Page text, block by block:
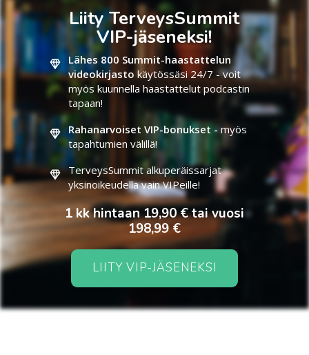
Liity TerveysSummit
VIP-jäseneksi!
Lähes 800 Summit-haastattelun
videokirjasto käytössäsi 24/7 - voit
myös kuunnella haastattelut podcastin
tapaan!
Rahanarvoiset VIP-bonukset -myös
tapahtumien välillä!
TerveysSummit alkuperäissarjat
yksinoikeudella vain VIPeille!
1 kk hintaan 19,90 € tai vuosi
198,99 €
LIITY VIP-JÄSENEKSI